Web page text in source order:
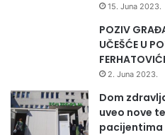
15. Juna 2023.
POZIV
UČEŠĆE U
2. Juna 2023.
Dom
uveo nove
pacijentima